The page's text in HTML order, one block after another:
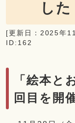
した
[更新日： 2025年
ID:162
「絵本と
回目を開